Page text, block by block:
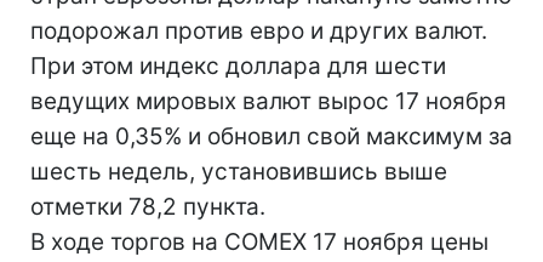
подорожал против евро и других валют.
При этом индекс доллара для шести
ведущих мировых валют вырос 17 ноября
еще на 0,35% и обновил свой максимум за
шесть недель, установившись выше
отметки 78,2 пункта.
В ходе торгов на COMEX 17 ноября цены